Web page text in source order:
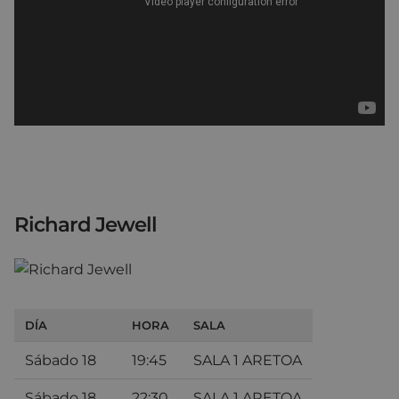
Richard Jewell
DÍA HORA SALA
Sábado 18 19:45 SALA 1 ARETOA